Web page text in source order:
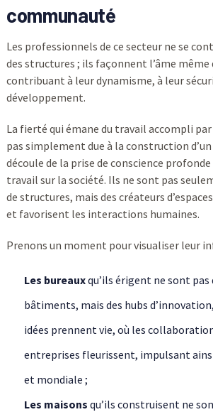
communauté
Les professionnels de ce secteur ne se
des structures ; ils façonnent l’âme même
contribuant à leur dynamisme, à leur
développement.
La fierté qui émane du travail accompli par
pas simplement due à la construction
découle de la prise de conscience
travail sur la société. Ils ne sont pas
de structures, mais des créateurs
et favorisent les interactions humaines.
Prenons un moment pour visualiser leur
Les bureauxqu’ils érigent ne sont pas
bâtiments, mais des hubs
idées prennent vie, où les
entreprises fleurissent, impulsant
et mondiale ;
Les maisons qu’ils construisent ne